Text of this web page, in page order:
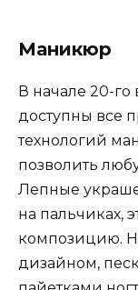
Маникюр
В начале 20-
доступны все
технологий
позволить
Лепные
на пальчиках,
композицию.
дизайном,